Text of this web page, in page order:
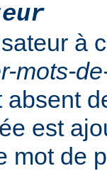
à
mots-
est
mot de